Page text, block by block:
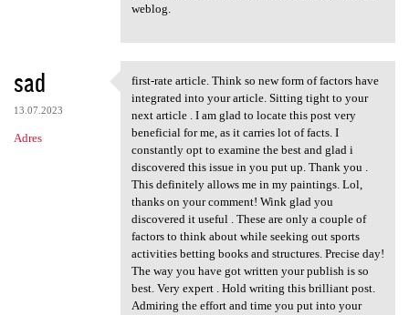
weblog.
sad
13.07.2023
Adres
first-rate article. Think so
first-rate article. Think so new form of factors have
integrated into your article. Sitting tight to your
next article . I am glad to locate this post very
beneficial for me, as it carries lot of facts. I
constantly opt to examine the best and glad i
discovered this issue in you put up. Thank you .
This definitely allows me in my paintings. Lol,
thanks on your comment! Wink glad you
discovered it useful . These are only a couple of
factors to think about while seeking out sports
activities betting books and structures. Precise day!
The way you have got written your publish is so
best. Very expert . Hold writing this brilliant post.
Admiring the effort and time you put into your